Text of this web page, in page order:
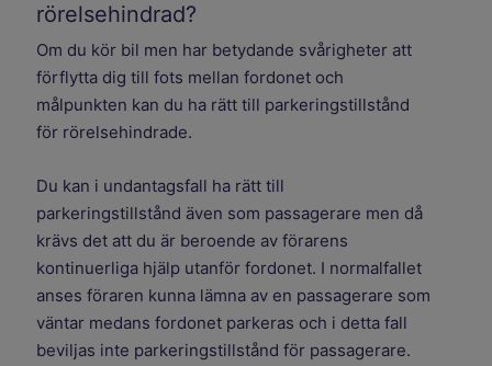
rörelsehindrad?
Om du kör bil men har betydande svårigheter att
förflytta dig till fots mellan fordonet och
målpunkten kan du ha rätt till parkeringstillstånd
för rörelsehindrade.
Du kan i undantagsfall ha rätt till
parkeringstillstånd även som passagerare men då
krävs det att du är beroende av förarens
kontinuerliga hjälp utanför fordonet. I normalfallet
anses föraren kunna lämna av en passagerare som
väntar medans fordonet parkeras och i detta fall
beviljas inte parkeringstillstånd för passagerare.